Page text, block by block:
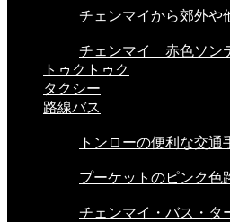
チェンマイから郊外や
チェンマイ 赤色ソン
トゥクトゥク
タクシー
路線バス
トンローの便利な交通
プーケットのピンク色
チェンマイ・バス・タ